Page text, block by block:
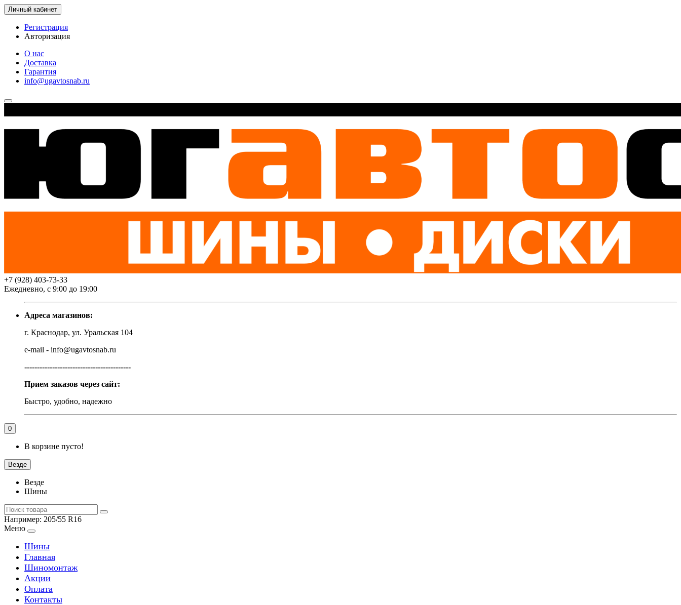
Личный кабинет
Регистрация
Авторизация
О нас
Доставка
Гарантия
info@ugavtosnab.ru
+7 (928) 403-73-33
Ежедневно, с 9:00 до 19:00
Адреса магазинов:
г. Краснодар, ул. Уральская 104
e-mail - info@ugavtosnab.ru
------------------------------------------
Прием заказов через сайт:
Быстро, удобно, надежно
0
В корзине пусто!
Везде
Везде
Шины
Например: 205/55 R16
Меню
Шины
Главная
Шиномонтаж
Акции
Оплата
Контакты